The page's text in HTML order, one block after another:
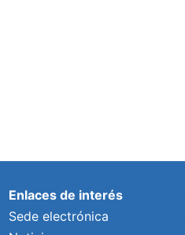
Enlaces de interés
Sede electrónica